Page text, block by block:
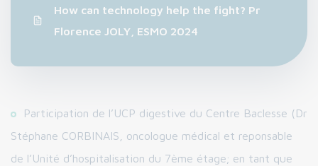
How can technology help the fight? Pr
Florence JOLY, ESMO 2024
Participation de l’UCP digestive du Centre Baclesse (Dr
Stéphane CORBINAIS, oncologue médical et reponsable
de l’Unité d’hospitalisation du 7ème étage; en tant que